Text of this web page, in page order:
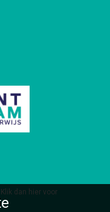
Klik dan hier voor